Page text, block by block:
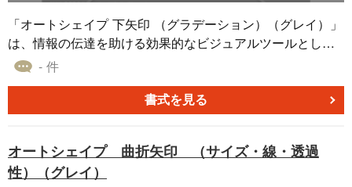
「オートシェイプ 下矢印 （グラデーション）（グレイ）」
は、情報の伝達を助ける効果的なビジュアルツールとして
提供されるオートシェイプ素材です。ビジネス文書やプレ
がある場合、この下矢印はその役割を果たします。また、
グレーのグラデーション効果が加えられたこのオートシェ
ド可能ですので、ぜひお役立てください。
- 件
書式を見る
オートシェイプ 曲折矢印 （サイズ・線・透過
性）（グレイ）